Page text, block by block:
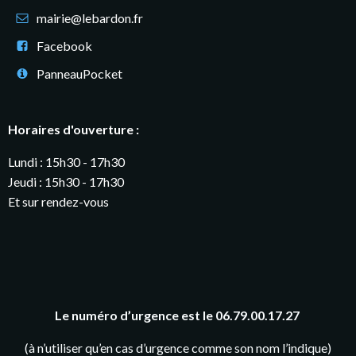
mairie@lebardon.fr
Facebook
PanneauPocket
Horaires d'ouverture :
Lundi : 15h30 - 17h30
Jeudi : 15h30 - 17h30
Et sur rendez-vous
Le numéro d’urgence est le 06.79.00.17.27
(à n’utiliser qu’en cas d’urgence comme son nom l’indique)